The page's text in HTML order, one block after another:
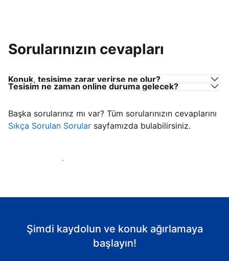
Sorularınızın cevapları
Konuk, tesisime zarar verirse ne olur?
Tesisim ne zaman online duruma gelecek?
Başka sorularınız mı var? Tüm sorularınızın cevaplarını
Sıkça Sorulan Sorular sayfamızda bulabilirsiniz.
Konuk ağırlamaya başla
Şimdi kaydolun ve konuk ağırlamaya
başlayın!